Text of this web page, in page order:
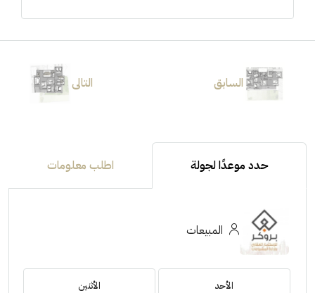
السابق التالى
حدد موعدًا لجولة اطلب معلومات
المبيعات
الأحد الأثنين